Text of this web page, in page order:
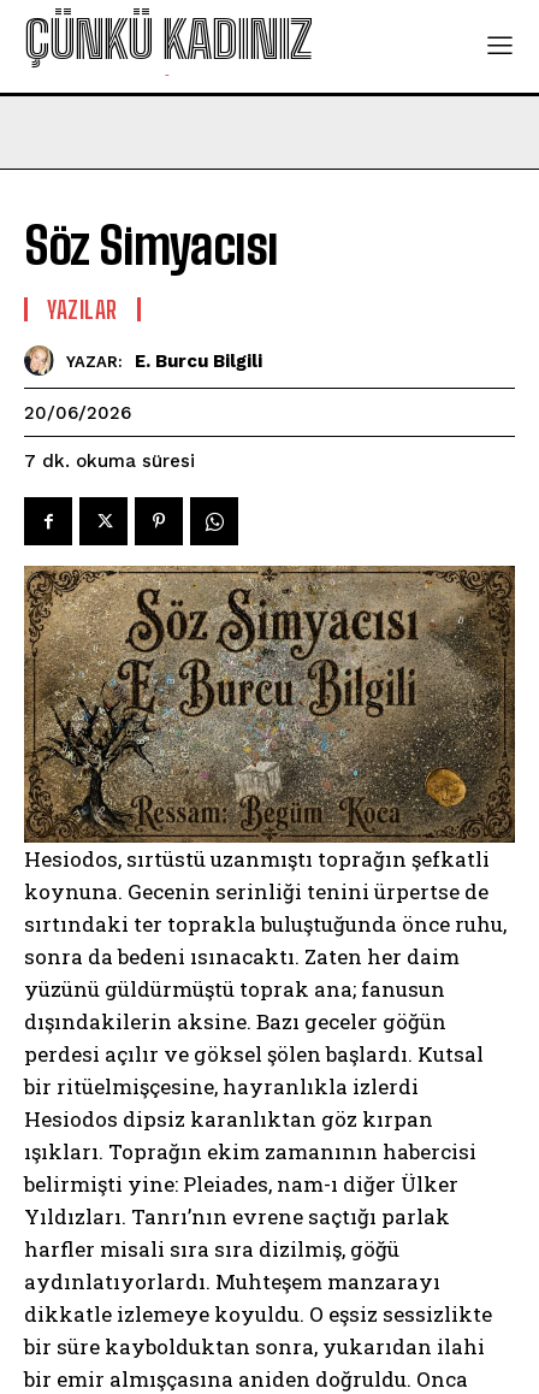
ÇÜNKÜ KADINIZ
-
Söz Simyacısı
YAZILAR
YAZAR: E. Burcu Bilgili
20/06/2026
7 dk. okuma süresi
Hesiodos, sırtüstü uzanmıştı toprağın şefkatli
koynuna. Gecenin serinliği tenini ürpertse de
sırtındaki ter toprakla buluştuğunda önce ruhu,
sonra da bedeni ısınacaktı. Zaten her daim
yüzünü güldürmüştü toprak ana; fanusun
dışındakilerin aksine. Bazı geceler göğün
perdesi açılır ve göksel şölen başlardı. Kutsal
bir ritüelmişçesine, hayranlıkla izlerdi
Hesiodos dipsiz karanlıktan göz kırpan
ışıkları. Toprağın ekim zamanının habercisi
belirmişti yine: Pleiades, nam-ı diğer Ülker
Yıldızları. Tanrı’nın evrene saçtığı parlak
harfler misali sıra sıra dizilmiş, göğü
aydınlatıyorlardı. Muhteşem manzarayı
dikkatle izlemeye koyuldu. O eşsiz sessizlikte
bir süre kaybolduktan sonra, yukarıdan ilahi
bir emir almışçasına aniden doğruldu. Onca